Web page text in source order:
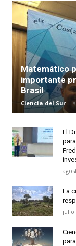
Matemático
importante
Brasil
Ciencia del Sur -
El
La
julio